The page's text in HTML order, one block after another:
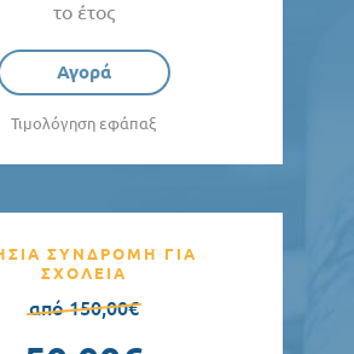
το έτος
Αγορά
Τιμολόγηση εφάπαξ
ΣΥΝΔΡΟΜΗ ΓΙΑ
ΣΧΟΛΕΙΑ
από 150,00€